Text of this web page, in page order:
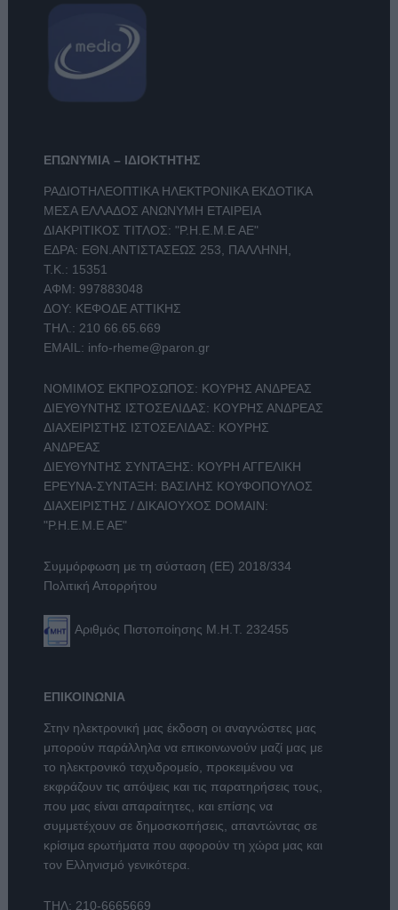
ΕΠΩΝΥΜΙΑ – ΙΔΙΟΚΤΗΤΗΣ
ΡΑΔΙΟΤΗΛΕΟΠΤΙΚΑ ΗΛΕΚΤΡΟΝΙΚΑ ΕΚΔΟΤΙΚΑ
ΜΕΣΑ ΕΛΛΑΔΟΣ ΑΝΩΝΥΜΗ ΕΤΑΙΡΕΙΑ
ΔΙΑΚΡΙΤΙΚΟΣ ΤΙΤΛΟΣ: "Ρ.Η.Ε.Μ.Ε ΑΕ"
ΕΔΡΑ: ΕΘΝ.ΑΝΤΙΣΤΑΣΕΩΣ 253, ΠΑΛΛΗΝΗ,
Τ.Κ.: 15351
ΑΦΜ: 997883048
ΔΟΥ: ΚΕΦΟΔΕ ΑΤΤΙΚΗΣ
ΤΗΛ.: 210 66.65.669
EMAIL: info-rheme@paron.gr
ΝΟΜΙΜΟΣ ΕΚΠΡΟΣΩΠΟΣ: ΚΟΥΡΗΣ ΑΝΔΡΕΑΣ
ΔΙΕΥΘΥΝΤΗΣ ΙΣΤΟΣΕΛΙΔΑΣ: ΚΟΥΡΗΣ ΑΝΔΡΕΑΣ
ΔΙΑΧΕΙΡΙΣΤΗΣ ΙΣΤΟΣΕΛΙΔΑΣ: ΚΟΥΡΗΣ
ΑΝΔΡΕΑΣ
ΔΙΕΥΘΥΝΤΗΣ ΣΥΝΤΑΞΗΣ: ΚΟΥΡΗ ΑΓΓΕΛΙΚΗ
ΕΡΕΥΝΑ-ΣΥΝΤΑΞΗ: ΒΑΣΙΛΗΣ ΚΟΥΦΟΠΟΥΛΟΣ
ΔΙΑΧΕΙΡΙΣΤΗΣ / ΔΙΚΑΙΟΥΧΟΣ DOMAIN:
"Ρ.Η.Ε.Μ.Ε ΑΕ"
Συμμόρφωση με τη σύσταση (ΕΕ) 2018/334
Πολιτική Απορρήτου
Αριθμός Πιστοποίησης Μ.Η.Τ. 232455
ΕΠΙΚΟΙΝΩΝΙΑ
Στην ηλεκτρονική μας έκδοση οι αναγνώστες μας
μπορούν παράλληλα να επικοινωνούν μαζί μας με
το ηλεκτρονικό ταχυδρομείο, προκειμένου να
εκφράζουν τις απόψεις και τις παρατηρήσεις τους,
που μας είναι απαραίτητες, και επίσης να
συμμετέχουν σε δημοσκοπήσεις, απαντώντας σε
κρίσιμα ερωτήματα που αφορούν τη χώρα μας και
τον Ελληνισμό γενικότερα.
ΤΗΛ: 210-6665669